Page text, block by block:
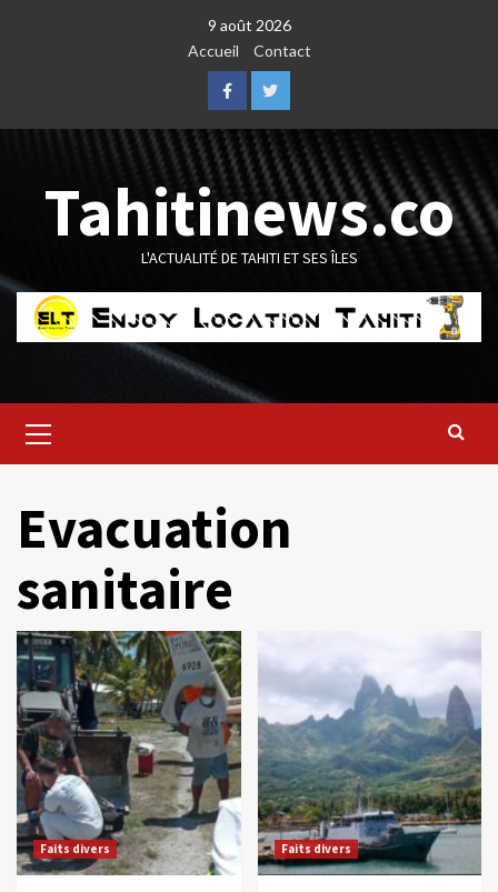
9 août 2026
Accueil
Contact
FacebookTwitter
Tahitinews.co
L'ACTUALITÉ DE TAHITI ET SES ÎLES
Menu
Evacuation
sanitaire
Faits divers Faits divers